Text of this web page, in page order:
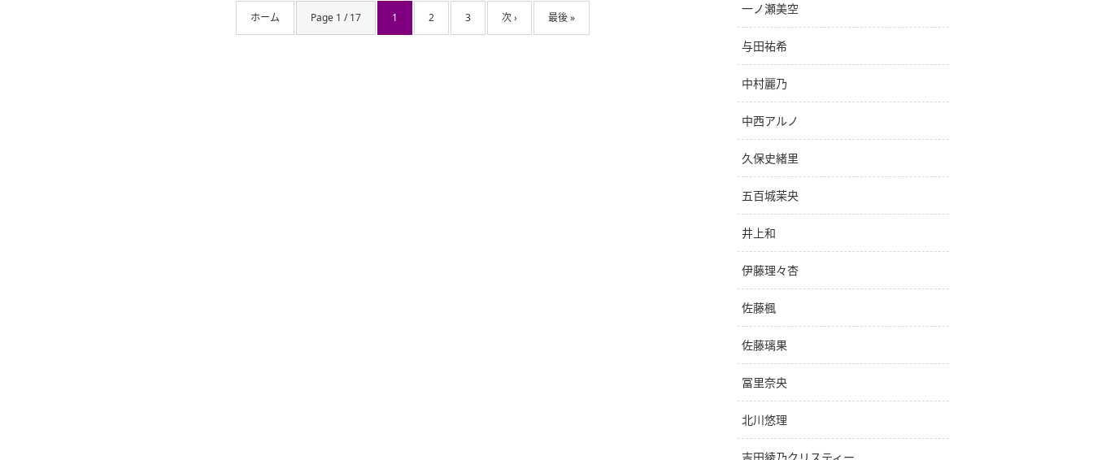
ホーム Page 1 / 17 1 2 3 次 › 最後 »
一ノ瀬美空
与田祐希
中村麗乃
中西アルノ
久保史緒里
五百城茉央
井上和
伊藤理々杏
佐藤楓
佐藤璃果
冨里奈央
北川悠理